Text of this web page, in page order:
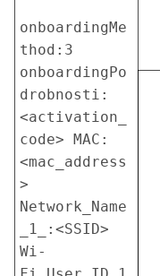
onboardingMe
thod:3
onboardingPo
drobnosti:
<activation_
code> MAC:
<mac_address
>
Network_Name
_1_:<SSID>
Wi-